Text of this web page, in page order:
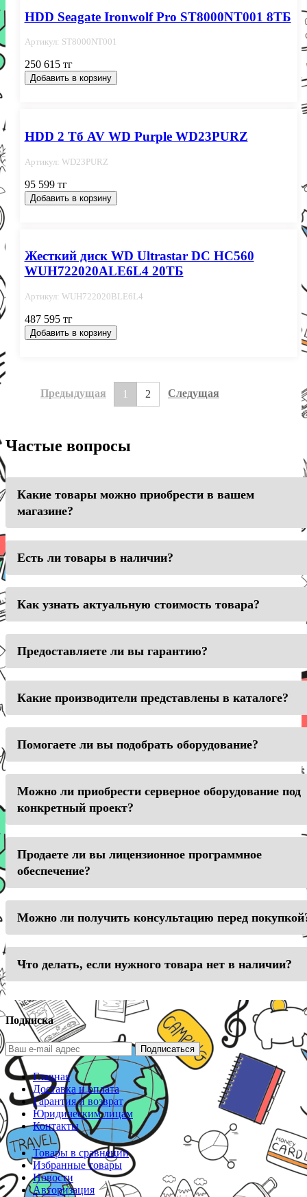
HDD Seagate Ironwolf Pro ST8000NT001 8ТБ
Артикул: ST8000NT001
250 615 тг
Добавить в корзину
HDD 2 Тб AV WD Purple WD23PURZ
Артикул: WD23PURZ
95 599 тг
Добавить в корзину
Жесткий диск WD Ultrastar DC HC560
WUH722020ALE6L4 20ТБ
Артикул: WUH722020BLE6L4
487 595 тг
Добавить в корзину
Предыдущая 1 2 Следущая
Частые вопросы
Какие товары можно приобрести в вашем
магазине?
Есть ли товары в наличии?
Как узнать актуальную стоимость товара?
Предоставляете ли вы гарантию?
Какие производители представлены в каталоге?
Помогаете ли вы подобрать оборудование?
Можно ли приобрести серверное оборудование под
конкретный проект?
Продаете ли вы лицензионное программное
обеспечение?
Можно ли получить консультацию перед
Что делать, если нужного товара нет в наличии?
Подписка
Подписаться
Главная
Доставка и оплата
Гарантия и возврат
Юридическим лицам
Контакты
Товары в сравнении
Избранные товары
Новости
Авторизация